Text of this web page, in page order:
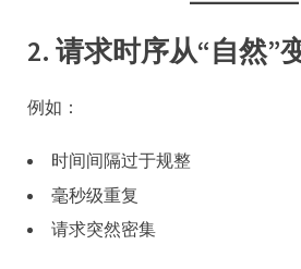
2. 请求时序从“自然”
例如：
时间间隔过于规整
毫秒级重复
请求突然密集